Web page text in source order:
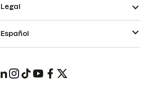
Legal
Español